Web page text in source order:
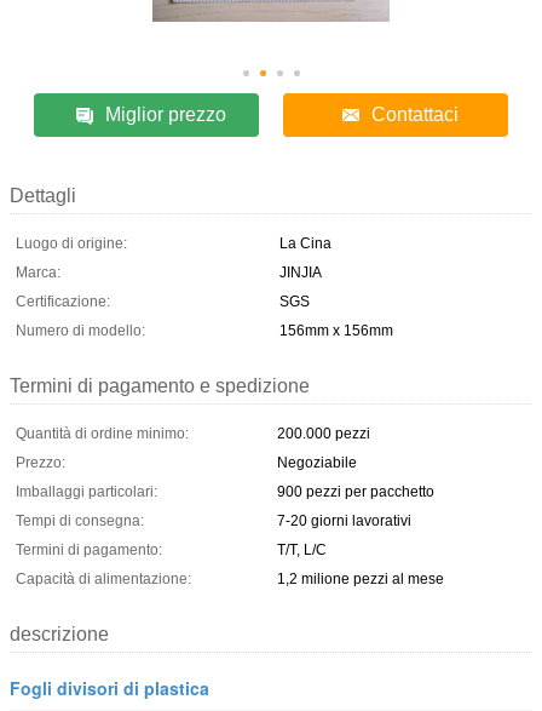
Miglior prezzo Contattaci
Dettagli
Luogo di origine:
La Cina
Marca:
JINJIA
Certificazione:
SGS
Numero di modello:
156mm x 156mm
Termini di pagamento e spedizione
Quantità di ordine minimo:
200.000 pezzi
Prezzo:
Negoziabile
Imballaggi particolari:
900 pezzi per pacchetto
Tempi di consegna:
7-20 giorni lavorativi
Termini di pagamento:
T/T, L/C
Capacità di alimentazione:
1,2 milione pezzi al mese
descrizione
Fogli divisori di plastica